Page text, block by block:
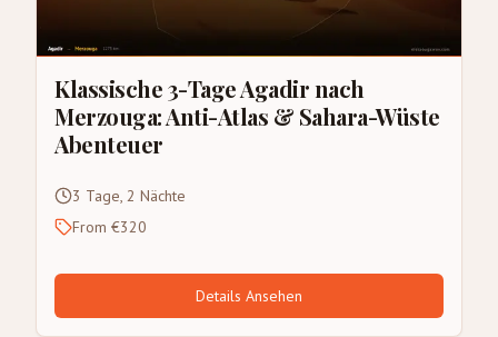
Klassische 3-Tage Agadir nach
Merzouga: Anti-Atlas & Sahara-Wüste
Abenteuer
3 Tage, 2 Nächte
From €320
Details Ansehen